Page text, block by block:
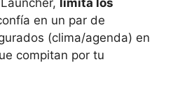
en un par de
(clima/agenda) en
compitan por tu